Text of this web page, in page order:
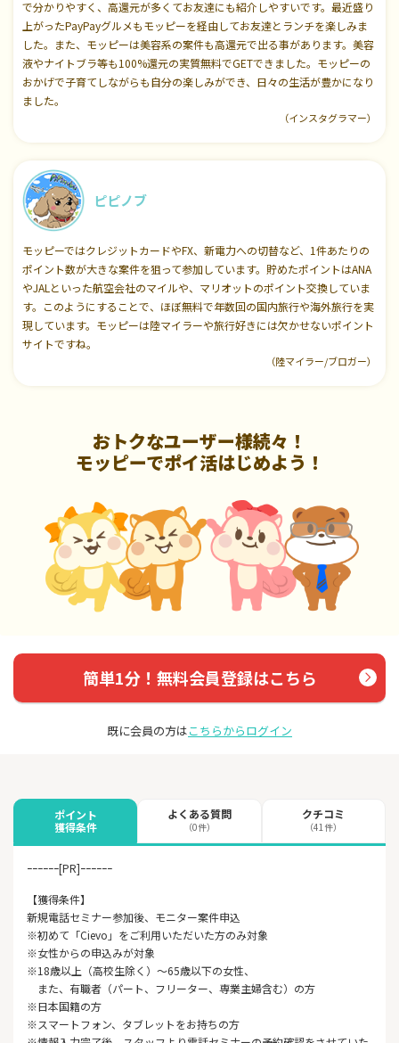
で分かりやすく、高還元が多くてお友達にも紹介しやすいです。最近盛り
上がったPayPayグルメもモッピーを経由してお友達とランチを楽しみま
した。また、モッピーは美容系の案件も高還元で出る事があります。美容
液やナイトブラ等も100%還元の実質無料でGETできました。モッピーの
おかげで子育てしながらも自分の楽しみができ、日々の生活が豊かになり
ました。
（インスタグラマー）
ピピノブ
モッピーではクレジットカードやFX、新電力への切替など、1件あたりの
ポイント数が大きな案件を狙って参加しています。貯めたポイントはANA
やJALといった航空会社のマイルや、マリオットのポイント交換していま
す。このようにすることで、ほぼ無料で年数回の国内旅行や海外旅行を実
現しています。モッピーは陸マイラーや旅行好きには欠かせないポイント
サイトですね。
（陸マイラー/ブロガー）
おトクなユーザー様続々！
モッピーでポイ活はじめよう！
簡単1分！無料会員登録はこちら
既に会員の方はこちらからログイン
ポイント
獲得条件
よくある質問
（0件）
クチコミ
（41件）
ｰｰｰｰｰｰ[PR]ｰｰｰｰｰｰ
【獲得条件】
新規電話セミナー参加後、モニター案件申込
※初めて「Cievo」をご利用いただいた方のみ対象
※女性からの申込みが対象
※18歳以上（高校生除く）～65歳以下の女性、
また、有職者（パート、フリーター、専業主婦含む）の方
※日本国籍の方
※スマートフォン、タブレットをお持ちの方